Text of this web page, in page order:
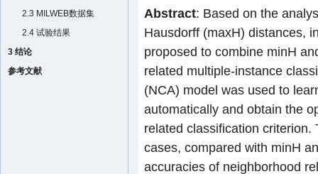
2.3 MILWEB数据集
2.4 试验结果
3 结论
参考文献
Abstract: Based on the
Hausdorff (maxH) distances,
proposed to combine minH
related multiple-instance
(NCA) model was used to
automatically and obtain the
related classification
cases, compared with minH
accuracies of neighborhood